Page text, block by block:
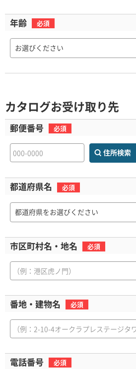
年齢 必須
お選びください
カタログお受け取り先
郵便番号 必須
住所検索
都道府県名 必須
都道府県をお選びください
市区町村名・地名 必須
番地・ 建物名 必須
電話番号 必須